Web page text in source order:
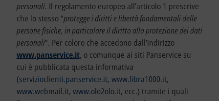
personali. Il regolamento europeo all’articolo 1 prescrive
che lo stesso “protegge i diritti e libertà fondamentali delle
persone fisiche, in particolare il diritto alla protezione dei dati
personali”. Per coloro che accedono dall’indirizzo
www.panservice.it, o comunque ai siti Panservice su
cui è pubblicata questa informativa
(servizioclienti.panservice.it, www.fibra1000.it,
www.webmail.it, www.olo2olo.it, ecc.) tramite i quali